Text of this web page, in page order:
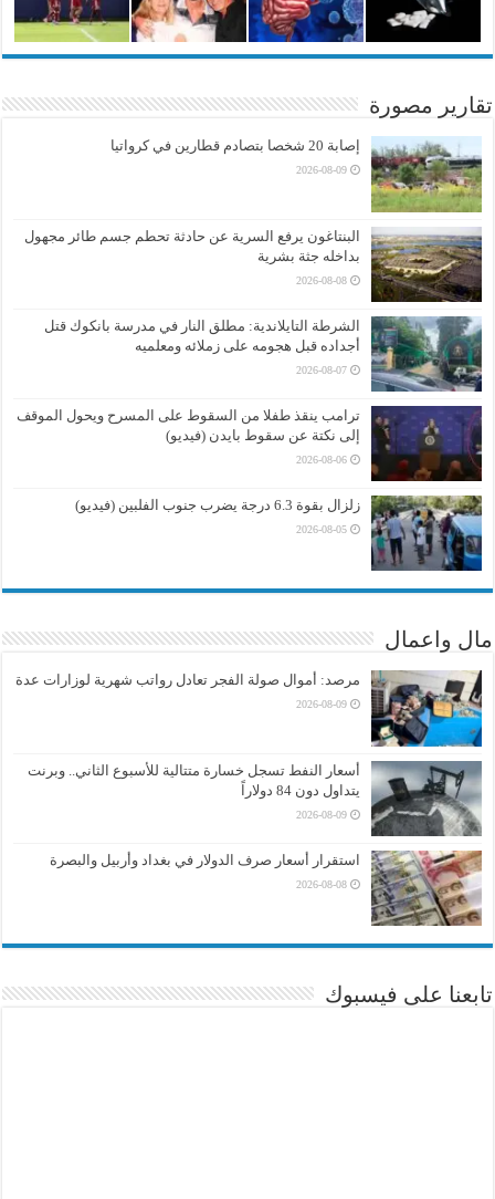
تقارير مصورة
إصابة 20 شخصا بتصادم قطارين في كرواتيا
2026-08-09
البنتاغون يرفع السرية عن حادثة تحطم جسم طائر مجهول
بداخله جثة بشرية
2026-08-08
الشرطة التايلاندية: مطلق النار في مدرسة بانكوك قتل
أجداده قبل هجومه على زملائه ومعلميه
2026-08-07
ترامب ينقذ طفلا من السقوط على المسرح ويحول الموقف
إلى نكتة عن سقوط بايدن (فيديو)
2026-08-06
زلزال بقوة 6.3 درجة يضرب جنوب الفلبين (فيديو)
2026-08-05
مال واعمال
مرصد: أموال صولة الفجر تعادل رواتب شهرية لوزارات عدة
2026-08-09
أسعار النفط تسجل خسارة متتالية للأسبوع الثاني.. وبرنت
يتداول دون 84 دولاراً
2026-08-09
استقرار أسعار صرف الدولار في بغداد وأربيل والبصرة
2026-08-08
تابعنا على فيسبوك